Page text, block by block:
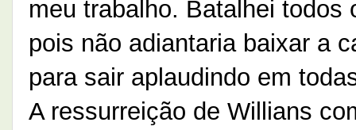
meu trabalho. Batalhei todos
pois não adiantaria baixar a
para sair aplaudindo em
A ressurreição de Willians